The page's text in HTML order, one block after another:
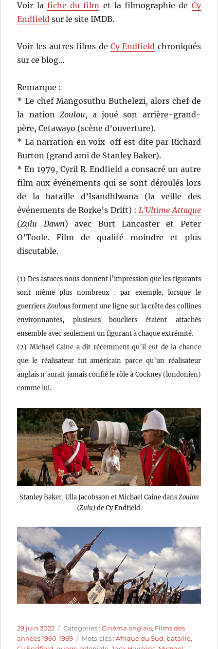
Voir la fiche du film et la filmographie de Cy
Endfield sur le site IMDB.
Voir les autres films deCy Endfield chroniqués
sur ce blog…
Remarque :
* Le chef Mangosuthu Buthelezi, alors chef de
la nation Zoulou, a joué son arrière-grand-
père, Cetawayo (scène d’ouverture).
* La narration en voix-off est dite par Richard
Burton (grand ami de Stanley Baker).
* En 1979, Cyril R. Endfield a consacré un autre
film aux événements qui se sont déroulés lors
de la bataille d’Isandhlwana (la veille des
événements de Rorke’s Drift) :L’Ultime Attaque
(Zulu Dawn) avec Burt Lancaster et Peter
O’Toole. Film de qualité moindre et plus
discutable.
(1) Des astuces nous donnent l’impression que les figurants
sont même plus nombreux : par exemple, lorsque le
guerriers Zoulous forment une ligne sur la crête des collines
environnantes, plusieurs boucliers étaient attachés
ensemble avec seulement un figurant à chaque extrémité.
(2) Michael Caine a dit récemment qu’il eut de la chance
que le réalisateur fut américain parce qu’un réalisateur
anglais n’aurait jamais confié le rôle à Cockney (londonien)
comme lui.
Stanley Baker, Ulla Jacobsson et Michael Caine dansZoulou
(Zulu)de Cy Endfield.
Publié
le
29 juin 2022 Catégories
Catégories :Cinéma anglais, Films des
années 1960-1969
Étiquettes
Mots-clés :Afrique du Sud, bataille,